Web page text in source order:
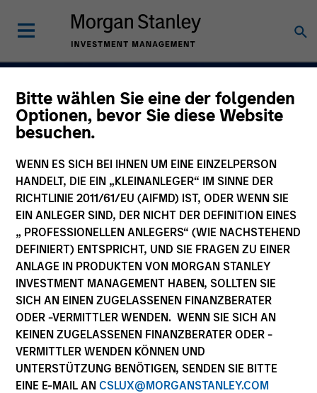
Bitte wählen Sie eine der folgenden
Optionen, bevor Sie diese Website
besuchen.
WENN ES SICH BEI IHNEN UM EINE EINZELPERSON
HANDELT, DIE EIN „KLEINANLEGER“ IM SINNE DER
RICHTLINIE 2011/61/EU (AIFMD) IST, ODER WENN SIE
EIN ANLEGER SIND, DER NICHT DER DEFINITION EINES
„ PROFESSIONELLEN ANLEGERS“ (WIE NACHSTEHEND
DEFINIERT) ENTSPRICHT, UND SIE FRAGEN ZU EINER
ANLAGE IN PRODUKTEN VON MORGAN STANLEY
INVESTMENT MANAGEMENT HABEN, SOLLTEN SIE
SICH AN EINEN ZUGELASSENEN FINANZBERATER
ODER -VERMITTLER WENDEN. WENN SIE SICH AN
KEINEN ZUGELASSENEN FINANZBERATER ODER -
VERMITTLER WENDEN KÖNNEN UND
UNTERSTÜTZUNG BENÖTIGEN, SENDEN SIE BITTE
EINE E-MAIL AN CSLUX@MORGANSTANLEY.COM
Volatilität
Chancen
Aktive Anlagen in
Rentenfonds.
Erfahren Sie mehr